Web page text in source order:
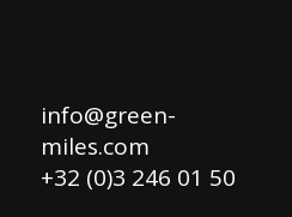
info@green-
miles.com
+32 (0)3 246 01 50